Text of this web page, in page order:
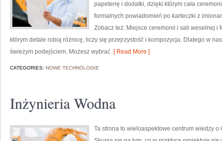
papeterię i dodatki, dzięki którym cała
formalnych powiadomień po karteczki z
Zobacz też: Miejsce ceremonii i sali weselnej i
którym detale robią różnicę, liczy się przejrzystość i kompozycja. Dlatego w
świeżym podejściem. Możesz wybrać [ Read More ]
CATEGORIES: NOWE TECHNOLOGIE
Inżynieria Wodna
Ta strona to wieloaspektowe centrum wiedzy